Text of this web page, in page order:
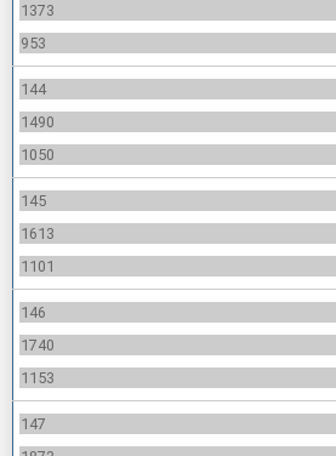
1373
953
144
1490
1050
145
1613
1101
146
1740
1153
147